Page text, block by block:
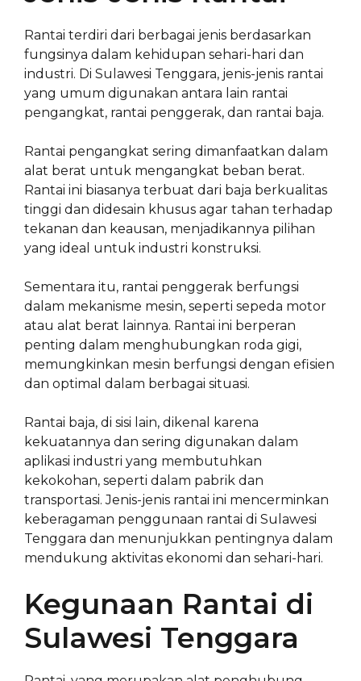
Rantai terdiri dari berbagai jenis berdasarkan
fungsinya dalam kehidupan sehari-hari dan
industri. Di Sulawesi Tenggara, jenis-jenis rantai
yang umum digunakan antara lain rantai
pengangkat, rantai penggerak, dan rantai baja.
Rantai pengangkat sering dimanfaatkan dalam
alat berat untuk mengangkat beban berat.
Rantai ini biasanya terbuat dari baja berkualitas
tinggi dan didesain khusus agar tahan terhadap
tekanan dan keausan, menjadikannya pilihan
yang ideal untuk industri konstruksi.
Sementara itu, rantai penggerak berfungsi
dalam mekanisme mesin, seperti sepeda motor
atau alat berat lainnya. Rantai ini berperan
penting dalam menghubungkan roda gigi,
memungkinkan mesin berfungsi dengan efisien
dan optimal dalam berbagai situasi.
Rantai baja, di sisi lain, dikenal karena
kekuatannya dan sering digunakan dalam
aplikasi industri yang membutuhkan
kekokohan, seperti dalam pabrik dan
transportasi. Jenis-jenis rantai ini mencerminkan
keberagaman penggunaan rantai di Sulawesi
Tenggara dan menunjukkan pentingnya dalam
mendukung aktivitas ekonomi dan sehari-hari.
Kegunaan Rantai di
Sulawesi Tenggara